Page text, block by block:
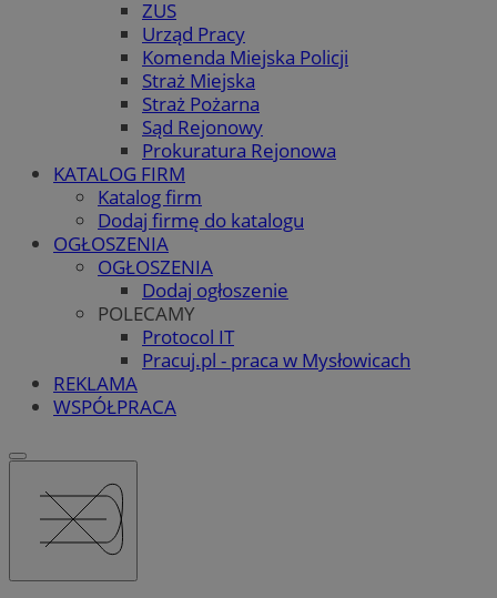
ZUS
Urząd Pracy
Komenda Miejska Policji
Straż Miejska
Straż Pożarna
Sąd Rejonowy
Prokuratura Rejonowa
KATALOG FIRM
Katalog firm
Dodaj firmę do katalogu
OGŁOSZENIA
OGŁOSZENIA
Dodaj ogłoszenie
POLECAMY
Protocol IT
Pracuj.pl - praca w Mysłowicach
REKLAMA
WSPÓŁPRACA